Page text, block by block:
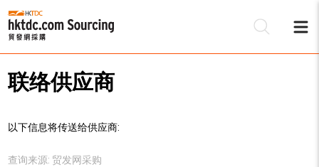
联络供应商
以下信息将传送给供应商:
查询来源: 贸发网采购